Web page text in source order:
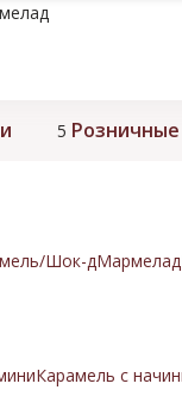
5
Шок-дМармелад
Карамель с